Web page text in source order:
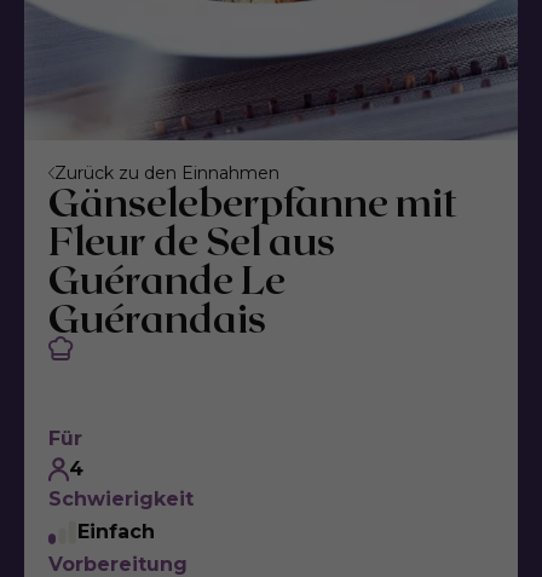
Zurück zu den Einnahmen
Gänseleberpfanne mit
Fleur de Sel aus
Guérande Le
Guérandais
Für
4
Schwierigkeit
Einfach
Vorbereitung